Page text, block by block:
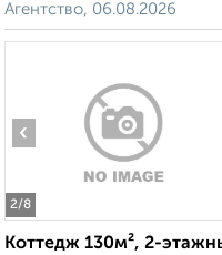
Агентство, 06.08.2026
2/8
‹
Коттедж 130м², 2-